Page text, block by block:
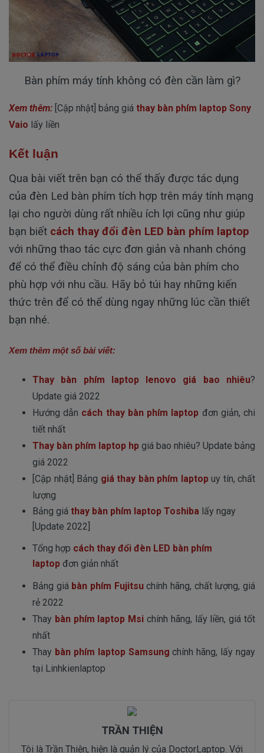
Bàn phím máy tính không có đèn cần làm gì?
Xem thêm: [Cập nhật] bảng giá thay bàn phím laptop Sony
Vaio lấy liền
Kết luận
Qua bài viết trên bạn có thể thấy được tác dụng
của đèn Led bàn phím tích hợp trên máy tính mạng
lại cho người dùng rất nhiều ích lợi cũng như giúp
bạn biết cách thay đổi đèn LED bàn phím laptop
với những thao tác cực đơn giản và nhanh chóng
để có thể điều chỉnh độ sáng của bàn phím cho
phù hợp với nhu cầu. Hãy bỏ túi hay những kiến
thức trên để có thể dùng ngay những lúc cần thiết
bạn nhé.
Xem thêm một số bài viết:
Thay bàn phím laptop lenovo giá bao nhiêu?
Update giá 2022
Hướng dẫn cách thay bàn phím laptop đơn giản, chi
tiết nhất
Thay bàn phím laptop hp giá bao nhiêu? Update bảng
giá 2022
[Cập nhật] Bảng giá thay bàn phím laptopuy tín, chất
lượng
Bảng giá thay bàn phím laptop Toshiba lấy ngay
[Update 2022]
Tổng hợp cách thay đổi đèn LED bàn phím
laptop đơn giản nhất
Bảng giá bàn phím Fujitsuchính hãng, chất lượng, giá
rẻ 2022
Thay bàn phím laptop Msi chính hãng, lấy liền, giá tốt
nhất
Thay bàn phím laptop Samsung chính hãng, lấy ngay
tại Linhkienlaptop
TRẦN THIỆN
Tôi là Trần Thiện, hiện là quản lý của DoctorLaptop. Với